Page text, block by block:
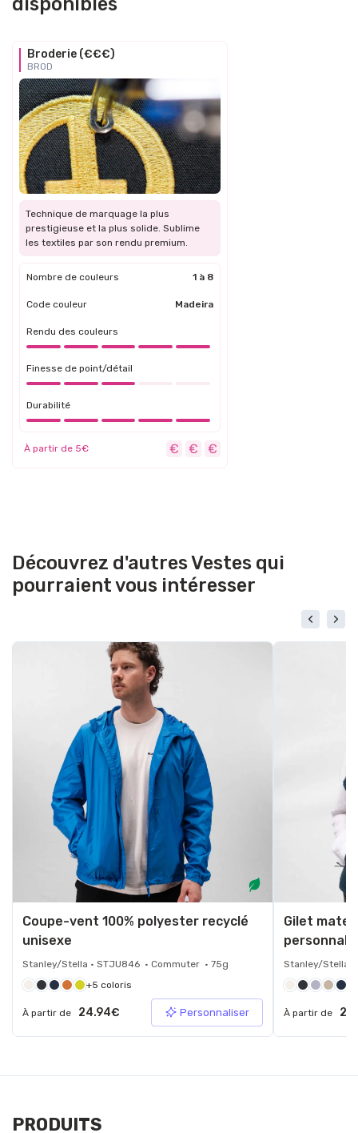
Broderie (€€€)
BROD
Technique de marquage la plus
prestigieuse et la plus solide. Sublime
les textiles par son rendu premium.
Nombre de couleurs 1 à 8
Code couleur Madeira
Rendu des couleurs
Finesse de point/détail
Durabilité
À partir de 5€
Découvrez d'autres Vestes qui
pourraient vous intéresser
Coupe-vent 100% polyester recyclé
unisexe
Stanley/Stella • STJU846 • Commuter • 75g
+5 coloris
À partir de 24.94€ Personnaliser
Gilet
Stanley/Stella
À partir de
PRODUITS